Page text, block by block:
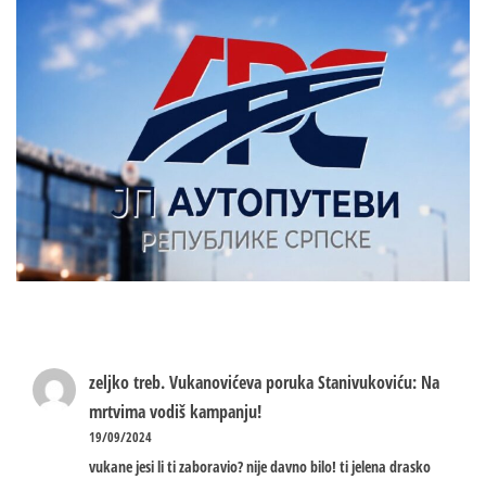
zeljko treb.Vukanovićeva poruka Stanivukoviću: Na
mrtvima vodiš kampanju!
19/09/2024
vukane jesi li ti zaboravio? nije davno bilo! ti jelena drasko